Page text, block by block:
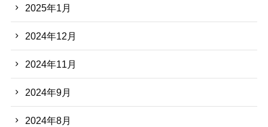
2025年1月
2024年12月
2024年11月
2024年9月
2024年8月